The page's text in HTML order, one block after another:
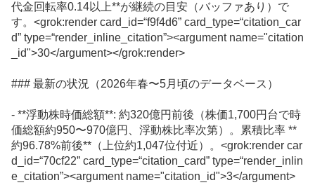
代金回転率0.14以上**が継続の目安（バッファあり）で
す。<grok:render card_id=“f9f4d6” card_type=“citation_car
d” type=“render_inline_citation”><argument name="citation
_id">30</argument></grok:render>
### 最新の状況（2026年春〜5月頃のデータベース ）
- **浮動株時価総額**: 約320億円前後（株価1,700円台で時
価総額約950〜970億円、浮動株比率次第）。累積比率 **
約96.78%前後**（上位約1,047位付近）。<grok:render car
d_id=“70cf22” card_type=“citation_card” type=“render_inlin
e_citation”><argument name="citation_id">3</argument>